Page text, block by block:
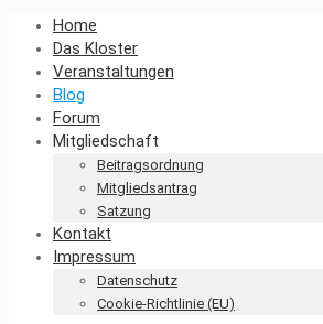
Home
Das Kloster
Veranstaltungen
Blog
Forum
Mitgliedschaft
Beitragsordnung
Mitgliedsantrag
Satzung
Kontakt
Impressum
Datenschutz
Cookie-Richtlinie (EU)